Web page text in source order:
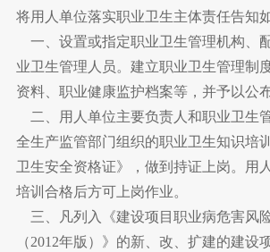
将用人单位落实职业卫生主体责任告知
一、设置或指定职业卫生管理机构、
业卫生管理人员。建立职业卫生管理制
资料、职业健康监护档案等，并予以公布
二、用人单位主要负责人和职业卫生
全生产监管部门组织的职业卫生知识培
卫生安全资格证》，做到持证上岗。用
培训合格后方可上岗作业。
三、凡列入《建设项目职业病危害风
（2012年版）》的新、改、扩建的建设